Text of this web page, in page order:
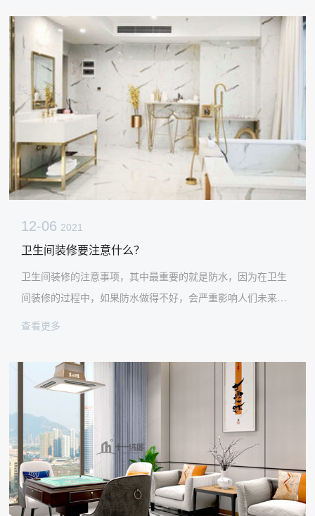
12-06 2021
卫生间装修要注意什么？
卫生间装修的注意事项，其中最重要的就是防水，因为在卫生
间装修的过程中，如果防水做得不好，会严重影响人们未来的
生活。据说在整个建筑过程中，施工队都会对房屋的防水进行
做好防水工作，卫生间的墙面很容易出现裂缝，所以在装修卫
生间的时候处理好防水问题是非常重要的。如果卫生间的防水
没有做好，那么以后很有可能会一直修卫生间，对于每个忙于
工作的人来说都是很麻烦的。
查看更多